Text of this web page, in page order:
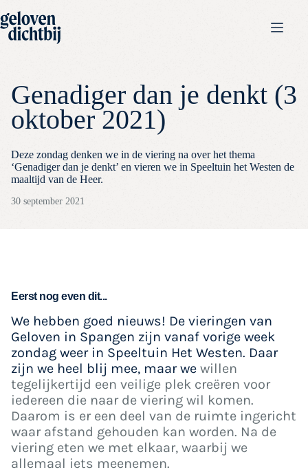
Genadiger dan je denkt (3
oktober 2021)
Deze zondag denken we in de viering na over het thema
‘Genadiger dan je denkt’ en vieren we in Speeltuin het Westen de
maaltijd van de Heer.
30 september 2021
Eerst nog even dit...
We hebben goed nieuws! De vieringen van
Geloven in Spangen zijn vanaf vorige week
zondag weer in Speeltuin Het Westen. Daar
zijn we heel blij mee, maar we willen
tegelijkertijd een veilige plek creëren voor
iedereen die naar de viering wil komen.
Daarom is er een deel van de ruimte ingericht
waar afstand gehouden kan worden. Na de
viering eten we met elkaar, waarbij we
allemaal iets meenemen.